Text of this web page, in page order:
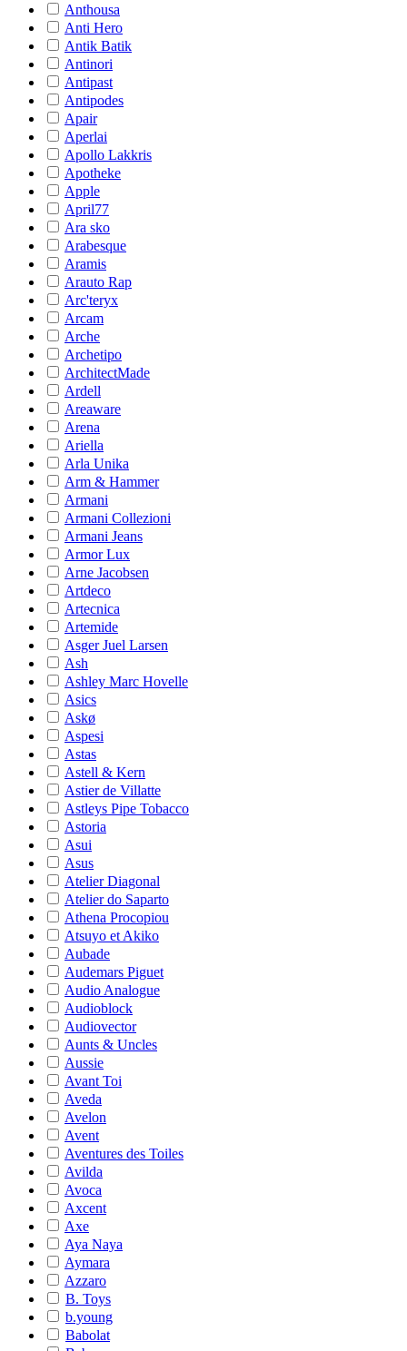
Anthousa
Anti Hero
Antik Batik
Antinori
Antipast
Antipodes
Apair
Aperlai
Apollo Lakkris
Apotheke
Apple
April77
Ara sko
Arabesque
Aramis
Arauto Rap
Arc'teryx
Arcam
Arche
Archetipo
ArchitectMade
Ardell
Areaware
Arena
Ariella
Arla Unika
Arm & Hammer
Armani
Armani Collezioni
Armani Jeans
Armor Lux
Arne Jacobsen
Artdeco
Artecnica
Artemide
Asger Juel Larsen
Ash
Ashley Marc Hovelle
Asics
Askø
Aspesi
Astas
Astell & Kern
Astier de Villatte
Astleys Pipe Tobacco
Astoria
Asui
Asus
Atelier Diagonal
Atelier do Saparto
Athena Procopiou
Atsuyo et Akiko
Aubade
Audemars Piguet
Audio Analogue
Audioblock
Audiovector
Aunts & Uncles
Aussie
Avant Toi
Aveda
Avelon
Avent
Aventures des Toiles
Avilda
Avoca
Axcent
Axe
Aya Naya
Aymara
Azzaro
B. Toys
b.young
Babolat